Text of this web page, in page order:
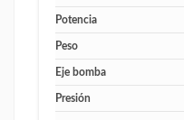
Potencia
Peso
Eje bomba
Presión